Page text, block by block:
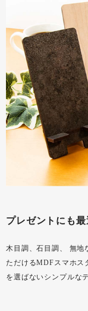
プレゼントにも最
木目調、石目調、 無地
ただけるMDFスマホス
を選ばないシンプルな